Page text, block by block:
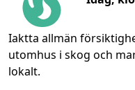
Iaktta allmän
utomhus i skog och
lokalt.